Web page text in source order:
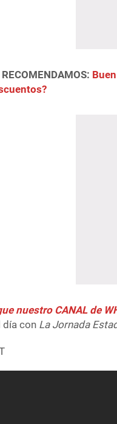
nuestro CANAL de
día con La Jornada